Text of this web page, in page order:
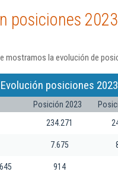
posiciones
mostramos la evolución de
Evolución posiciones
Posición 2023
234.271
7.675
914